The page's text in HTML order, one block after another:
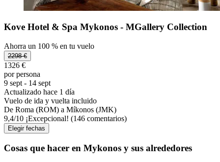
Kove Hotel & Spa Mykonos - MGallery Collection
Ahorra un 100 % en tu vuelo
2298 €
1326 €
por persona
9 sept - 14 sept
Actualizado hace 1 día
Vuelo de ida y vuelta incluido
De Roma (ROM) a Míkonos (JMK)
9,4/10 ¡Excepcional! (146 comentarios)
Elegir fechas
Cosas que hacer en Mykonos y sus alrededores